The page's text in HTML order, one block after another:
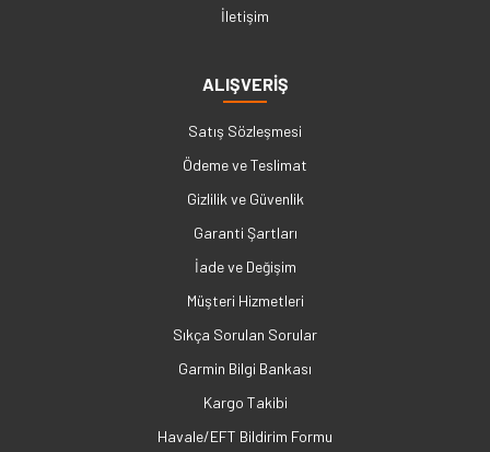
İletişim
ALIŞVERİŞ
Satış Sözleşmesi
Ödeme ve Teslimat
Gizlilik ve Güvenlik
Garanti Şartları
İade ve Değişim
Müşteri Hizmetleri
Sıkça Sorulan Sorular
Garmin Bilgi Bankası
Kargo Takibi
Havale/EFT Bildirim Formu